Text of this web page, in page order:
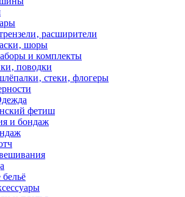
расширители
шоры
и комплекты
поводки
стеки‚ флогеры
фетиш
и бондаж